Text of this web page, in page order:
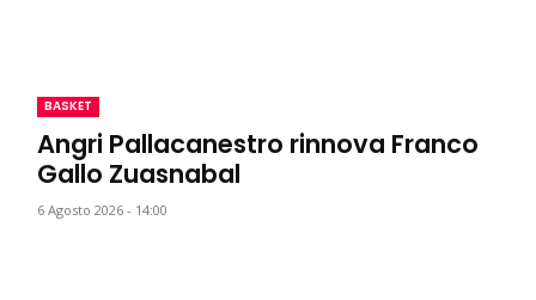
BASKET
Angri Pallacanestro rinnova Franco
Gallo Zuasnabal
6 Agosto 2026 - 14:00